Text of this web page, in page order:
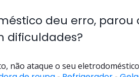
deu erro, parou
dificuldades?
não ataque o seu